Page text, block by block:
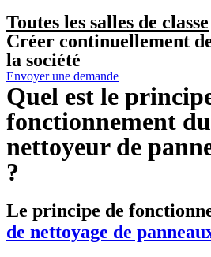
Toutes les salles de classe
Créer continuellement
la société
Envoyer une demande
Quel est le
fonctionnement
nettoyeur de
?
Le principe de
de nettoyage de